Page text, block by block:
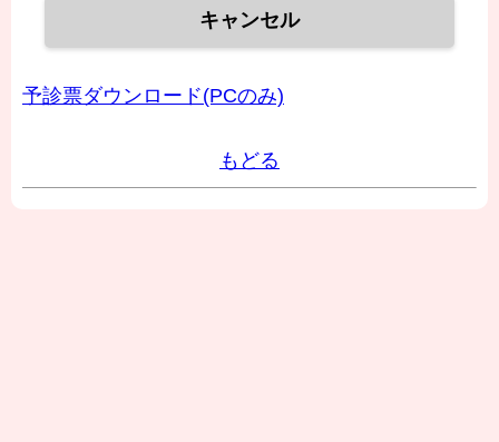
キャンセル
予診票ダウンロード(PCのみ)
もどる